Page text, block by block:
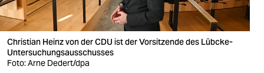
verlag
verlag
veranstaltungen
Christian Heinz von der CDU ist der Vorsitzende des Lübcke-
Untersuchungsausschusses
Foto: Arne Dedert/dpa